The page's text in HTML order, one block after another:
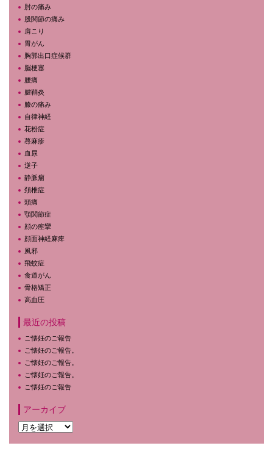
肘の痛み
股関節の痛み
肩こり
胃がん
胸郭出口症候群
脳梗塞
腰痛
腱鞘炎
膝の痛み
自律神経
花粉症
蕁麻疹
血尿
逆子
静脈瘤
頚椎症
頭痛
顎関節症
顔の痙攣
顔面神経麻痺
風邪
飛蚊症
食道がん
骨格矯正
高血圧
最近の投稿
ご懐妊のご報告
ご懐妊のご報告。
ご懐妊のご報告。
ご懐妊のご報告。
ご懐妊のご報告
アーカイブ